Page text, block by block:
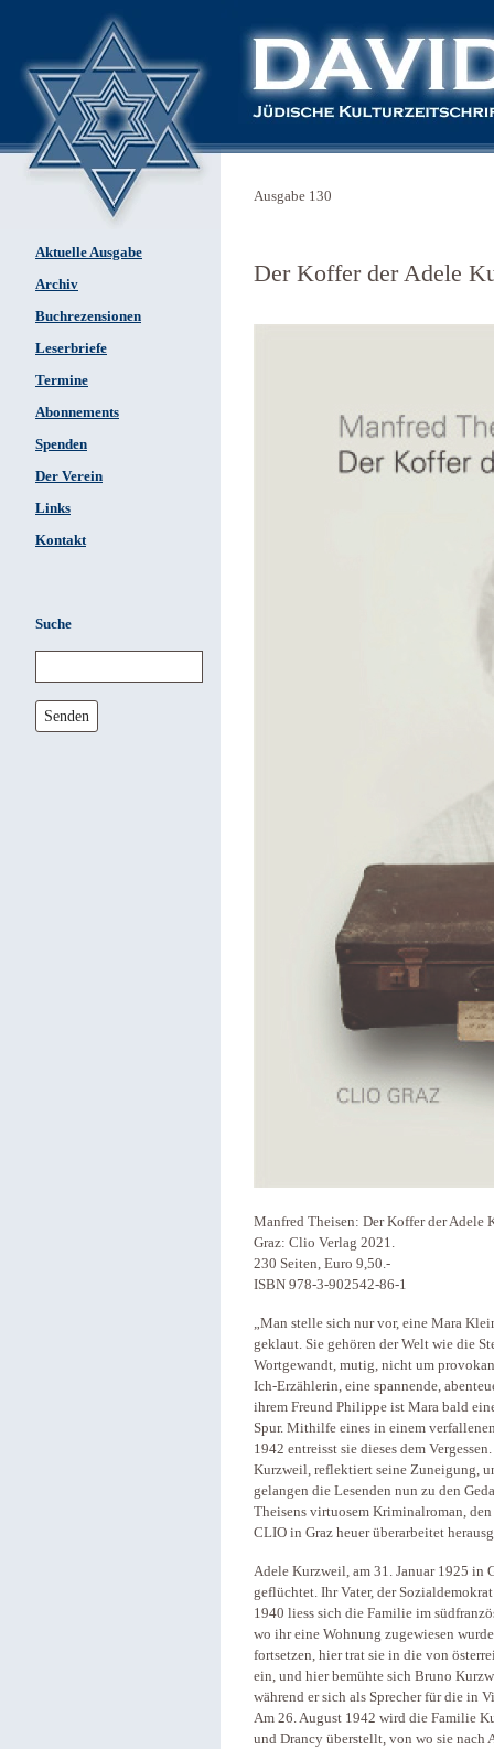
Aktuelle Ausgabe
Archiv
Buchrezensionen
Leserbriefe
Termine
Abonnements
Spenden
Der Verein
Links
Kontakt
Suche
Senden
Ausgabe 130
Der Koffer der Adele
Manfred Theisen: Der Koffer der Adele
Graz: Clio Verlag 2021.
230 Seiten, Euro 9,50.-
ISBN 978-3-902542-86-1
„Man stelle sich nur vor, eine Mara
geklaut. Sie gehören der Welt wie die
Wortgewandt, mutig, nicht um
Ich-Erzählerin, eine spannende,
ihrem Freund Philippe ist Mara bald
Spur. Mithilfe eines in einem
1942 entreisst sie dieses dem
Kurzweil, reflektiert seine Zuneigung,
gelangen die Lesenden nun zu den
Theisens virtuosem Kriminalroman,
CLIO in Graz heuer überarbeitet
Adele Kurzweil, am 31. Januar 1925 in
geflüchtet. Ihr Vater, der
1940 liess sich die Familie im
wo ihr eine Wohnung zugewiesen
fortsetzen, hier trat sie in die von
ein, und hier bemühte sich Bruno
während er sich als Sprecher für die in
Am 26. August 1942 wird die Familie
und Drancy überstellt, von wo sie